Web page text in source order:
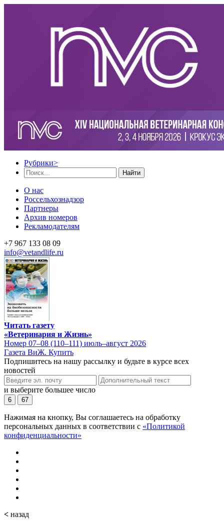
Рубрики>
Найти
О нас
Россельхознадзор
Партнеры
Архив номеров
Рекламодателям
+7 967 133 08 09
info@vetandlife.ru
Читать газету
«Ветеринария и Жизнь»
Номер 07–08 (110–111) июль–август 2026
Газета ВиЖ. Купить
Подпишитесь на нашу рассылку и будьте в курсе всех
новостей
и выберите большее число
6 67
Нажимая на кнопку, Вы соглашаетесь на обработку
персональных данных в соответствии с «Политикой
конфиденциальности»
< назад